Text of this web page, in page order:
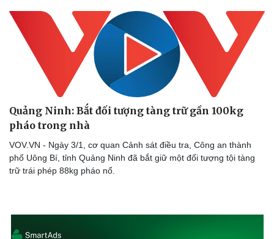
Quảng Ninh: Bắt đối tượng tàng trữ gần 100kg
pháo trong nhà
VOV.VN - Ngày 3/1, cơ quan Cảnh sát điều tra, Công an thành
phố Uông Bí, tỉnh Quảng Ninh đã bắt giữ một đối tượng tội tàng
trữ trái phép 88kg pháo nổ.